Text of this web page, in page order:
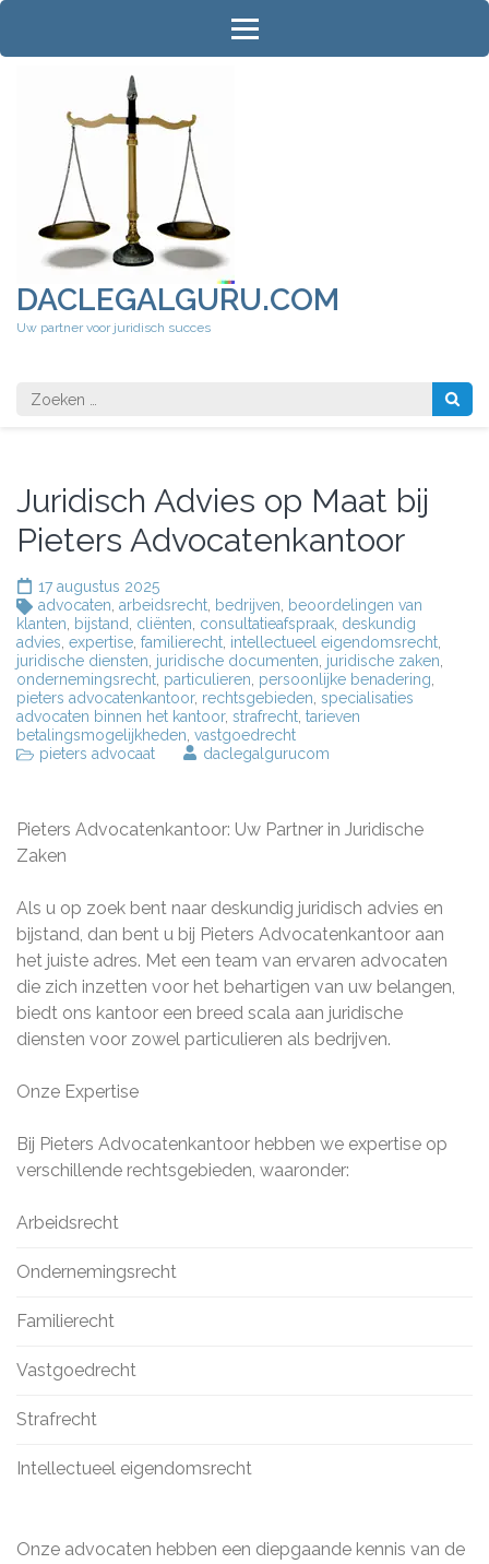
Ga
inhoud
DACLEGALGURU.COM
Uw partner voor juridisch succes
Zoeken
naar:
Juridisch Advies op Maat bij
Pieters Advocatenkantoor
17 augustus 2025
advocaten arbeidsrecht bedrijven
beoordelingen van
klanten
bijstand cliënten consultatieafspraak deskundig
advies expertise familierecht intellectueel eigendomsrecht
juridische diensten juridische documenten juridische zaken
ondernemingsrecht particulieren persoonlijke benadering
pieters advocatenkantoor, rechtsgebieden specialisaties
advocaten binnen het kantoor, strafrecht tarieven
betalingsmogelijkheden vastgoedrecht
pieters advocaat
daclegalgurucom
Pieters Advocatenkantoor: Uw Partner in Juridische
Zaken
Als u op zoek bent naar deskundig juridisch advies en
bijstand, dan bent u bij Pieters Advocatenkantoor aan
het juiste adres. Met een team van ervaren advocaten
die zich inzetten voor het behartigen van uw belangen,
biedt ons kantoor een breed scala aan juridische
diensten voor zowel particulieren als bedrijven.
Onze Expertise
Bij Pieters Advocatenkantoor hebben we expertise op
verschillende rechtsgebieden, waaronder:
Arbeidsrecht
Ondernemingsrecht
Familierecht
Vastgoedrecht
Strafrecht
Intellectueel eigendomsrecht
Onze advocaten hebben een diepgaande kennis van de